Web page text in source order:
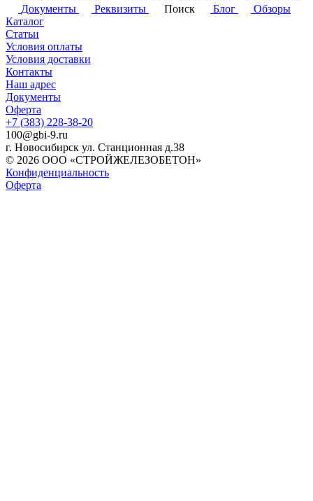
Документы
Реквизиты Поиск Блог
Обзоры
Каталог
Статьи
Условия оплаты
Условия доставки
Контакты
Наш адрес
Документы
Оферта
+7 (383) 228-38-20
100@gbi-9.ru
г. Новосибирск ул. Станционная д.38
© 2026 ООО «СТРОЙЖЕЛЕЗОБЕТОН»
Конфиденциальность
Оферта